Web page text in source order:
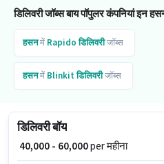
डिलिवरी जॉब्स बाय पॉपुलर कंपनियां इन
हसनमें Rapido डिलिवरीजॉब्स
हसनमें Blinkitडिलिवरीजॉब्स
डिलिवरी बॉय
₹ 40,000 - 60,000per महीना